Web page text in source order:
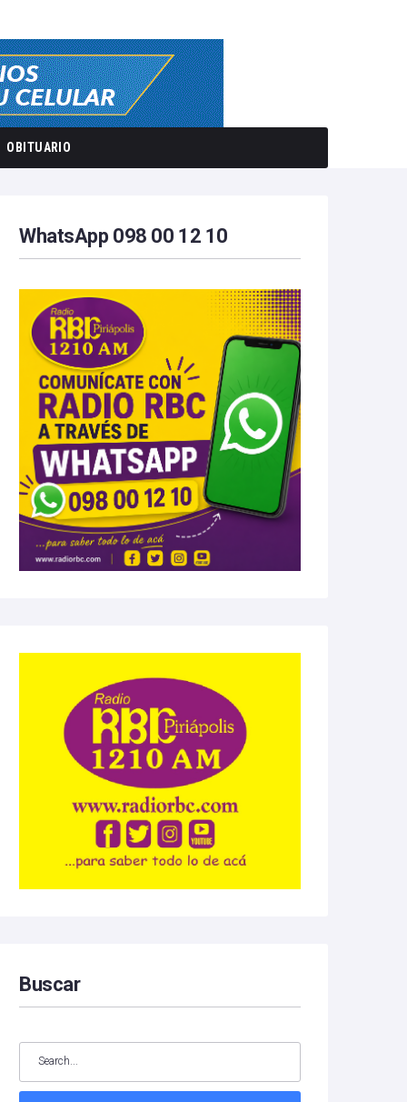
OBITUARIO
WhatsApp 098 00 12 10
Buscar